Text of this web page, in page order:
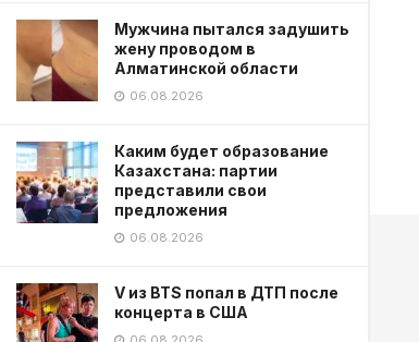
Мужчина пытался задушить
жену проводом в
Алматинской области
06.08.2026
Каким будет образование
Казахстана: партии
представили свои
предложения
06.08.2026
V из BTS попал в ДТП после
концерта в США